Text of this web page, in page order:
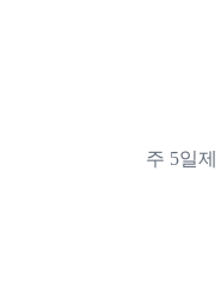
주 5일